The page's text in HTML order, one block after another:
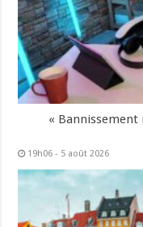
«
19h06 - 5 août 2026